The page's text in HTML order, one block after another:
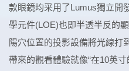
款眼鏡均采用了Lumus獨立開
學元件(LOE)也即半透半反的
陽穴位置的投影設備將光線打
帶來的觀看體驗就像“在10英寸